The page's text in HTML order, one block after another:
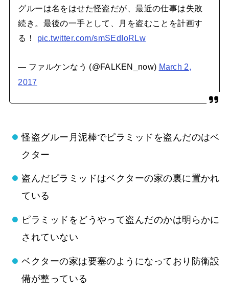
グルーは名をはせた怪盗だが、最近の仕事は失敗
続き。最後の一手として、月を盗むことを計画す
る！ pic.twitter.com/smSEdIoRLw
— ファルケンなう (@FALKEN_now) March 2,
2017
怪盗グルー月泥棒でピラミッドを盗んだのはベ
クター
盗んだピラミッドはベクターの家の裏に置かれ
ている
ピラミッドをどうやって盗んだのかは明らかに
されていない
ベクターの家は要塞のようになっており防衛設
備が整っている